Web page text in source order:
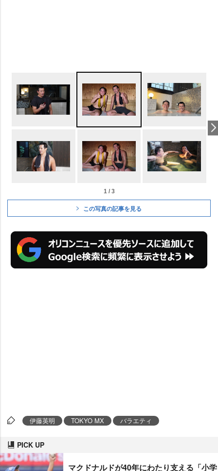
1 / 3
この写真の記事を見る
伊藤英明 TOKYO MX バラエティ
PICK UP
マクドナルドが40年にわたり支える「小学